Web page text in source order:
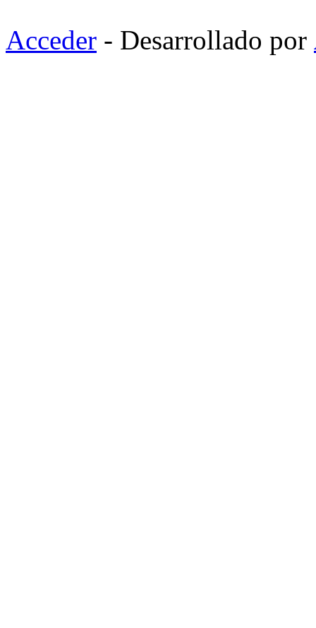
Acceder - Desarrollado por